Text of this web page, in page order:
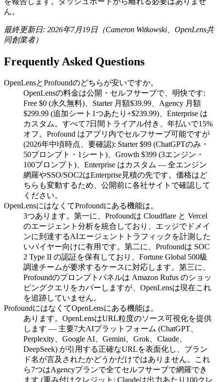
ん。
最終更新日: 2026年7月19日（Cameron Witkowski、OpenLens共
同創業者）
Frequently Asked Questions
OpenLensとProfoundのどちらが安いですか。
OpenLensの料金は公開・セルフサーブで、明快です:
Free $0 (永久無料)、Starter 月額$39.99、Agency 月額
$299.99 (追加シート1つあたり+$239.99)、Enterprise は
カスタム。すべて7日間トライアル付き、年払いで15%
オフ。Profound はアプリ内でセルフサーブ可能ですが
(2026年中頃時点、要確認): Starter $99 (ChatGPTのみ・
50プロンプト・1シート)、Growth $399 (3エンジン・
100プロンプト)、Enterprise はカスタム — 全エンジン
網羅やSSO/SOC2はEnterprise見積の先です。価格はど
ちらも変動するため、公開前に各社サイトで確認して
ください。
OpenLensにはなくてProfoundにある機能は。
3つあります。第一に、Profoundは Cloudflare と Vercel
のエージェント分析を統合しており、エッジでドメイ
ンに到達するAIエージェントトラフィックを計測した
いバイヤー向けに有用です。第二に、Profoundは SOC
2 Type II の認証を保有しており、Fortune Global 500級
調達チームが要求するケースに対応します。第三に、
Profoundのプロンプトパネルは Amazon Rufus のショッ
ピングクエリをカバーしますが、OpenLensは現在これ
を追跡していません。
ProfoundにはなくてOpenLensにある機能は。
あります。OpenLensはURL粒度のソース可視化を提供
します — 主要7大AIプラットフォーム (ChatGPT、
Perplexity、Google AI、Gemini、Grok、Claude、
DeepSeek) が引用する正確なURLを表面化し、ブラン
ド名が言及されたかどうかだけではありません。これ
ら7つはAgencyプランで全てセルフサーブで網羅でき
ます (重み付けクレジット: Claudeは出力あたり100クレ